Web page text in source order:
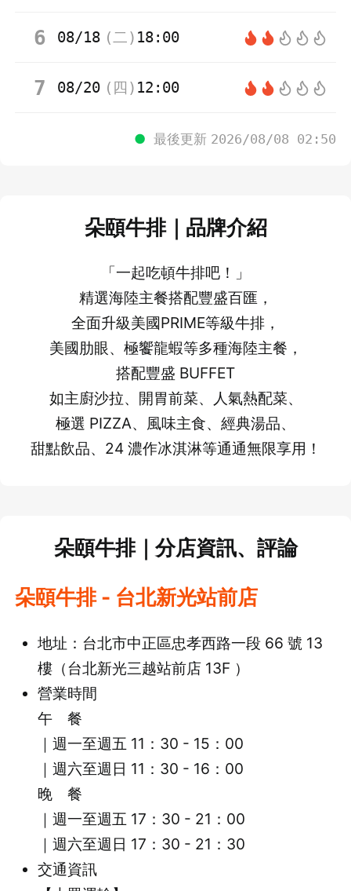
6 08/18 (二) 18:00
7 08/20 ( 四 ) 12:00
● 最後更新 2026/08/08 02:50
朵頤牛排｜品牌介紹
「一起吃頓牛排吧！」
精選海陸主餐搭配豐盛百匯，
全面升級美國PRIME等級牛排，
美國肋眼、極饗龍蝦等多種海陸主餐，
搭配豐盛 BUFFET
如主廚沙拉、開胃前菜、人氣熱配菜、
極選 PIZZA、風味主食、經典湯品、
甜點飲品、24 濃作冰淇淋等通通無限享用！
朵頤牛排｜分店資訊、評論
朵頤牛排 - 台北新光站前店
地址：台北市中正區忠孝西路一段 66 號 13
樓（台北新光三越站前店 13F ）
營業時間
午 餐
｜週一至週五 11：30 - 15：00
｜週六至週日 11：30 - 16：00
晚 餐
｜週一至週五 17：30 - 21：00
｜週六至週日 17：30 - 21：30
交通資訊